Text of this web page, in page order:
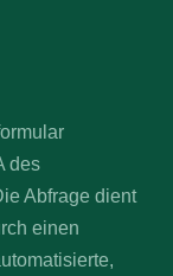
des
Abfrage dient
einen